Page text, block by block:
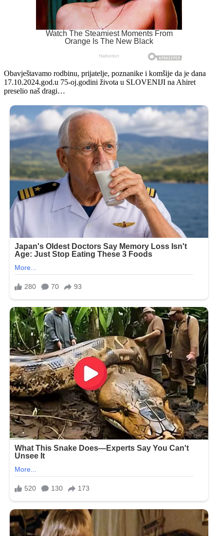
Obavještavamo rodbinu, prijatelje, poznanike i komšije da je dana
17.10.2024.god.u 75-oj.godini života u SLOVENIJI na Ahiret
preselio naš dragi…